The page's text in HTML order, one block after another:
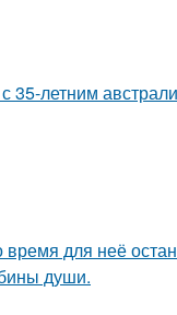
35-летним
для неё
души.